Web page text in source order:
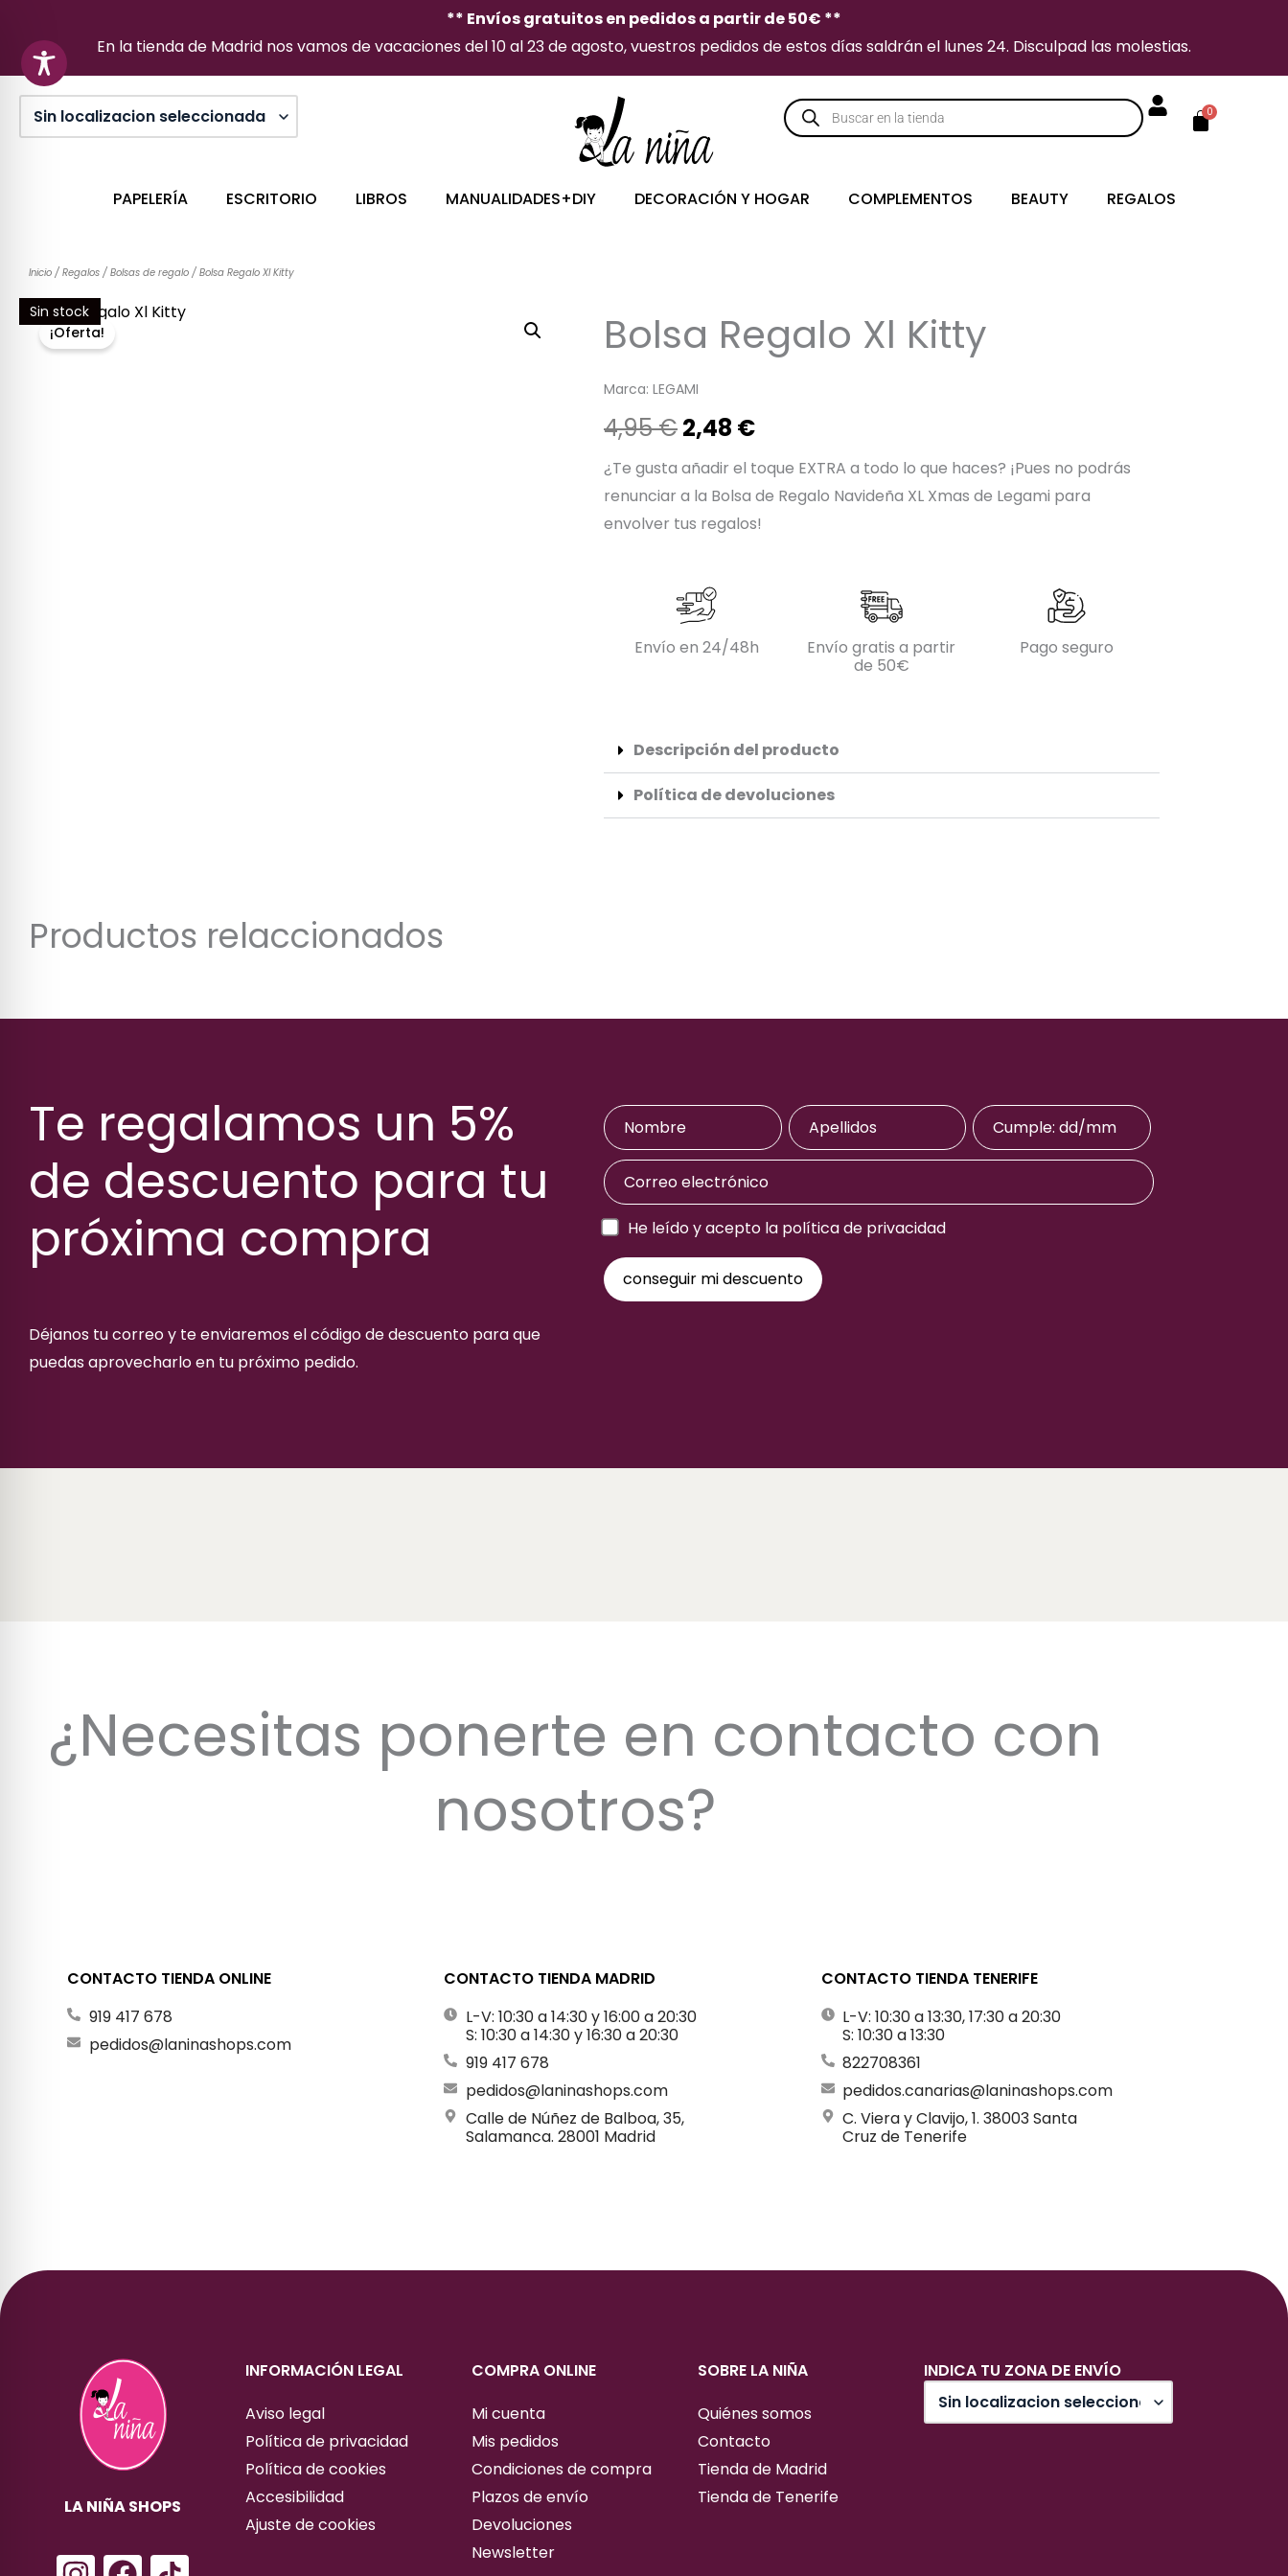
contenido
** Envíos gratuitos en pedidos a partir de 50€ **
En la tienda de Madrid nos vamos de vacaciones del 10 al 23 de agosto, vuestros pedidos de estos días saldrán el lunes 24. Disculpad las molestias.
Búsqueda
de
productos
0
Carrito
PAPELERÍA ESCRITORIO LIBROS MANUALIDADES+DIY DECORACIÓN Y HOGAR COMPLEMENTOS BEAUTY REGALOS
Inicio / Regalos / Bolsas de regalo / Bolsa Regalo Xl Kitty
¡Oferta!
Sin stock Bolsa Regalo Xl Kitty
Marca: LEGAMI
4,95€El
precio
original
4,95 €.
2,48 €El
precio
actual
¿Te gusta añadir el toque EXTRA a todo lo que haces? ¡Pues no podrás
renunciar a la Bolsa de Regalo Navideña XL Xmas de Legami para
envolver tus regalos!
Envío en 24/48h
Envío gratis a partir
de 50€
Pago seguro
Descripción del producto
Política de devoluciones
Productos relaccionados
Te regalamos un 5%
de descuento para tu
próxima compra
Déjanos tu correo y te enviaremos el código de descuento para que
puedas aprovecharlo en tu próximo pedido.
He leído y acepto la política de privacidad
¿Necesitas ponerte en contacto con
nosotros?
CONTACTO TIENDA ONLINE
919 417 678
pedidos@laninashops.com
CONTACTO TIENDA MADRID
L-V: 10:30 a 14:30 y 16:00 a 20:30
S: 10:30 a 14:30 y 16:30 a 20:30
919 417 678
pedidos@laninashops.com
Calle de Núñez de Balboa, 35,
Salamanca. 28001 Madrid
CONTACTO TIENDA TENERIFE
L-V: 10:30 a 13:30, 17:30 a 20:30
S: 10:30 a 13:30
822708361
pedidos.canarias@laninashops.com
C. Viera y Clavijo, 1. 38003 Santa
Cruz de Tenerife
LA NIÑA SHOPS
I F
INFORMACIÓN LEGAL
Aviso legal
Política de privacidad
Política de cookies
Accesibilidad
Ajuste de cookies
COMPRA ONLINE
Mi cuenta
Mis pedidos
Condiciones de compra
Plazos de envío
Devoluciones
Newsletter
SOBRE LA NIÑA
Quiénes somos
Contacto
Tienda de Madrid
Tienda de Tenerife
INDICA TU ZONA DE ENVÍO